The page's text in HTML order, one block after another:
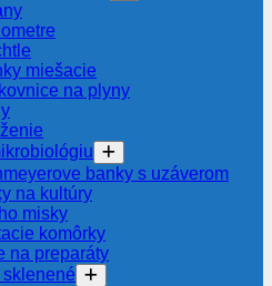
miešacie
na plyny
banky s uzáverom
na kultúry
misky
komôrky
na preparáty